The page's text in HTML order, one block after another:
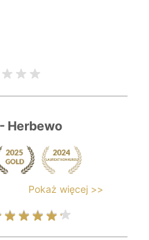
Herbewo
Pokaż więcej >>